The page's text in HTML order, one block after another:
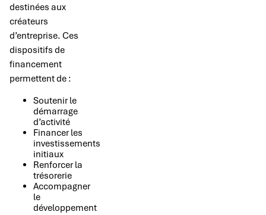
destinées aux
créateurs
d’entreprise. Ces
dispositifs de
financement
permettent de :
Soutenir le
démarrage
d’activité
Financer les
investissements
initiaux
Renforcer la
trésorerie
Accompagner
le
développement